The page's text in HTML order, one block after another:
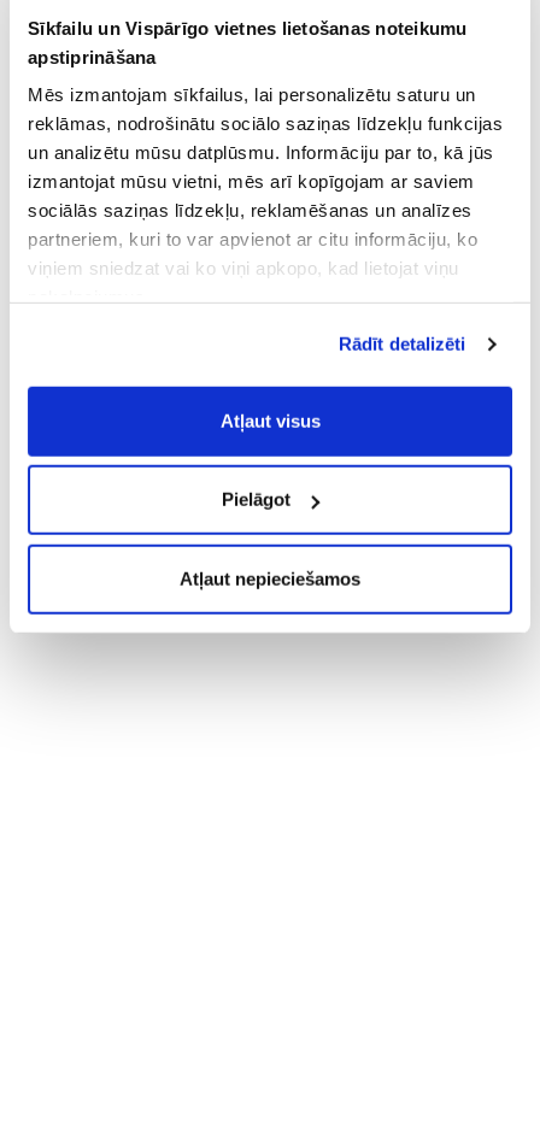
Sīkfailu un Vispārīgo vietnes lietošanas noteikumu
apstiprināšana
Mēs izmantojam sīkfailus, lai personalizētu saturu un
reklāmas, nodrošinātu sociālo saziņas līdzekļu funkcijas
un analizētu mūsu datplūsmu. Informāciju par to, kā jūs
izmantojat mūsu vietni, mēs arī kopīgojam ar saviem
sociālās saziņas līdzekļu, reklamēšanas un analīzes
partneriem, kuri to var apvienot ar citu informāciju, ko
viņiem sniedzat vai ko viņi apkopo, kad lietojat viņu
Vispārīgiem vietnes lietošanas
noteikumiem(saīsināti - VVLN).
Rādīt detalizēti
Atļaut visus
Pielāgot
Atļaut nepieciešamos